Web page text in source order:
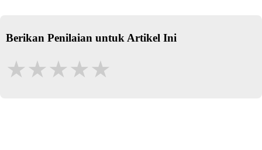
Berikan Penilaian untuk Artikel Ini
★★★★★